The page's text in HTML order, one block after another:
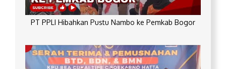
PT PPLI Hibahkan Pustu Nambo ke Pemkab Bogor